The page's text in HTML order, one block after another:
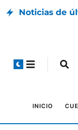
Noticias de
INICIO